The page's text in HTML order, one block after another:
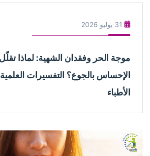
31 يوليو 2026
موجة الحر وفقدان الشهية: لماذا
الإحساس بالجوع؟ التفسيرات
الأطباء